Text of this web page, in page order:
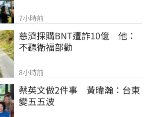
7小時前
慈濟採購BNT遭詐10億　他：
不聽衛福部勸
8小時前
蔡英文做2件事　黃暐瀚：台東
變五五波